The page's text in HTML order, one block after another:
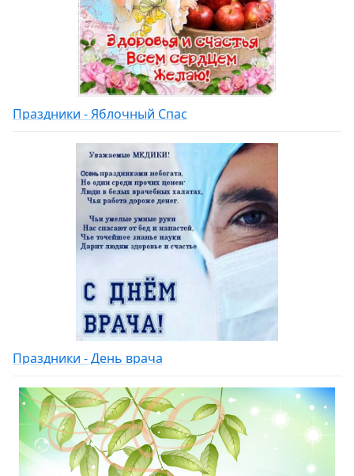
Праздники - Яблочный Спас
Праздники - День врача